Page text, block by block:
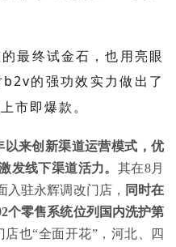
最终试金石，也用亮眼
b2v的强功效实力做出了
市即爆款。
以来创新渠道运营模式，优
发线下渠道活力。 其在8月
入驻永辉调改门店， 同时在
个零售系统位列国内洗护第
也“全面开花”，河北、四